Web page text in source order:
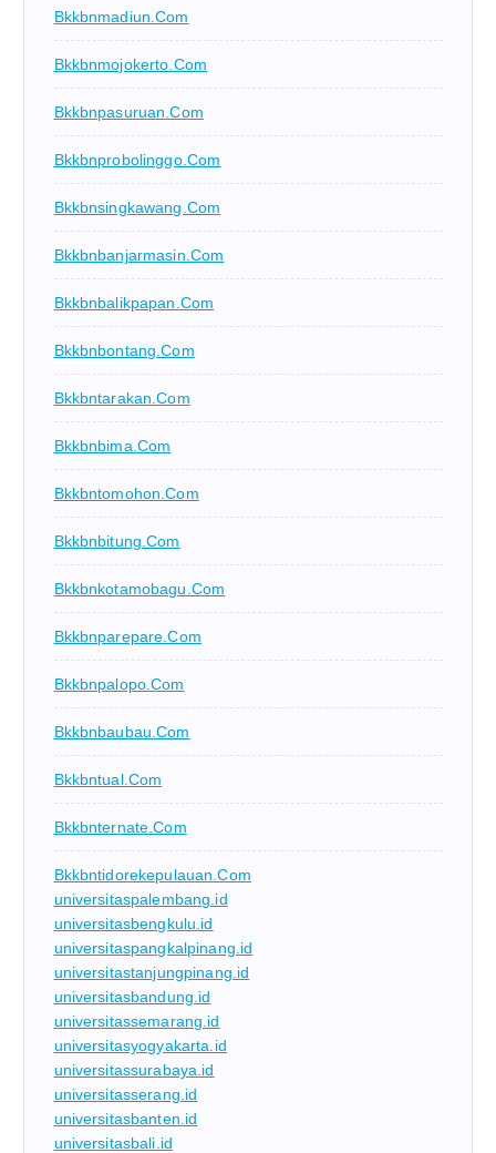
Bkkbnmadiun.com
Bkkbnmojokerto.com
Bkkbnpasuruan.com
Bkkbnprobolinggo.com
Bkkbnsingkawang.com
Bkkbnbanjarmasin.com
Bkkbnbalikpapan.com
Bkkbnbontang.com
Bkkbntarakan.com
Bkkbnbima.com
Bkkbntomohon.com
Bkkbnbitung.com
Bkkbnkotamobagu.com
Bkkbnparepare.com
Bkkbnpalopo.com
Bkkbnbaubau.com
Bkkbntual.com
Bkkbnternate.com
Bkkbntidorekepulauan.com
universitaspalembang.id
universitasbengkulu.id
universitaspangkalpinang.id
universitastanjungpinang.id
universitasbandung.id
universitassemarang.id
universitasyogyakarta.id
universitassurabaya.id
universitasserang.id
universitasbanten.id
universitasbali.id